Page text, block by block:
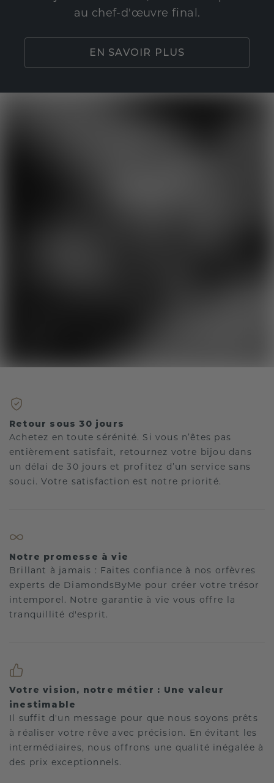
au chef-d'œuvre final.
EN SAVOIR PLUS
Retour sous 30 jours
Achetez en toute sérénité. Si vous n’êtes pas
entièrement satisfait, retournez votre bijou dans
un délai de 30 jours et profitez d’un service sans
souci. Votre satisfaction est notre priorité.
Notre promesse à vie
Brillant à jamais : Faites confiance à nos orfèvres
experts de DiamondsByMe pour créer votre trésor
intemporel. Notre garantie à vie vous offre la
tranquillité d'esprit.
Votre vision, notre métier : Une valeur
inestimable
Il suffit d'un message pour que nous soyons prêts
à réaliser votre rêve avec précision. En évitant les
intermédiaires, nous offrons une qualité inégalée à
des prix exceptionnels.